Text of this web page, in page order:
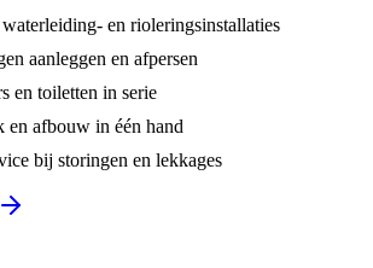
en rioleringsinstallaties
aanleggen en afpersen
en toiletten in serie
en afbouw in één hand
bij storingen en lekkages